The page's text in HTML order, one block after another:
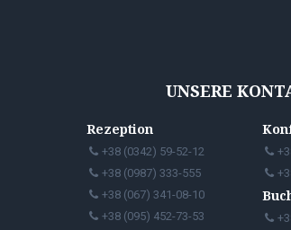
UNSERE
Rezeption
+38 (0342) 59-52-12
+38 (0987) 333-555
+38 (067) 341-08-10
+38 (095) 452-73-53